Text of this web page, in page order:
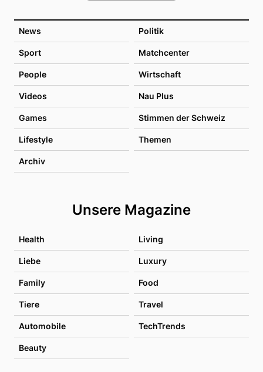
News Politik
Sport Matchcenter
People Wirtschaft
Videos Nau Plus
Games Stimmen der Schweiz
Lifestyle Themen
Archiv
Unsere Magazine
Health Living
Liebe Luxury
Family Food
Tiere Travel
Automobile TechTrends
Beauty